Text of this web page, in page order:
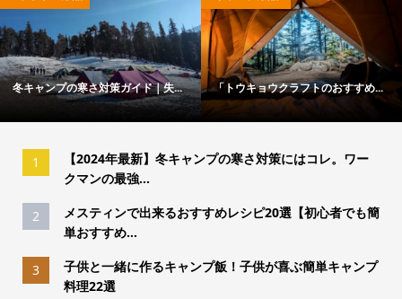
冬キャンプの寒さ対策ガイド｜失... 「トウキョウクラフトのおすすめ...
1
【2024年最新】冬キャンプの寒さ対策にはコレ。ワー
クマンの最強...
2
メスティンで出来るおすすめレシピ20選【初心者でも簡
単おすすめ...
3
子供と一緒に作るキャンプ飯！子供が喜ぶ簡単キャンプ
料理22選